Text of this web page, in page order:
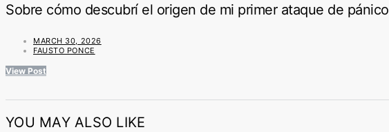
Sobre cómo descubrí el origen de mi primer ataque de pánico
MARCH 30, 2026
FAUSTO PONCE
View Post
YOU MAY ALSO LIKE